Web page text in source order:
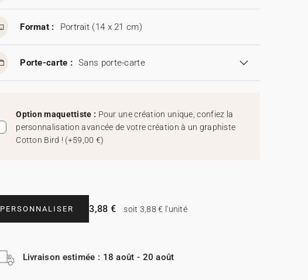
Format : Portrait (14 x 21 cm)
Porte-carte : Sans porte-carte
Option maquettiste : Pour une création unique, confiez la
personnalisation avancée de votre création à un graphiste
Cotton Bird ! (+59,00 €)
PERSONNALISER 3,88 € soit 3,88 € l'unité
Livraison estimée : 18 août - 20 août